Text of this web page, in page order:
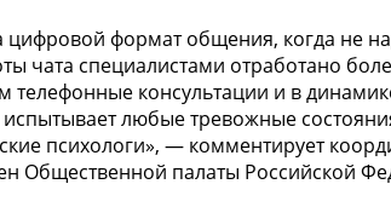
формат общения, когда не
чата специалистами отработано
телефонные консультации и в
любые тревожные
психологи», — комментирует
Общественной палаты Российской